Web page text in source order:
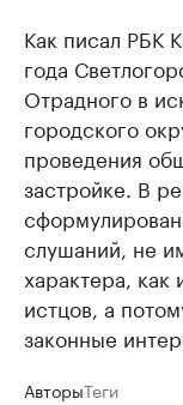
Как писал РБК
года
Отрадного в
городского
проведения
застройке. В
слушаний, не
характера, как
истцов, а
законные
АвторыТеги